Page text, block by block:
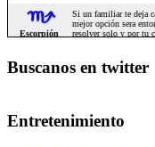
Buscanos en twitter
Entretenimiento